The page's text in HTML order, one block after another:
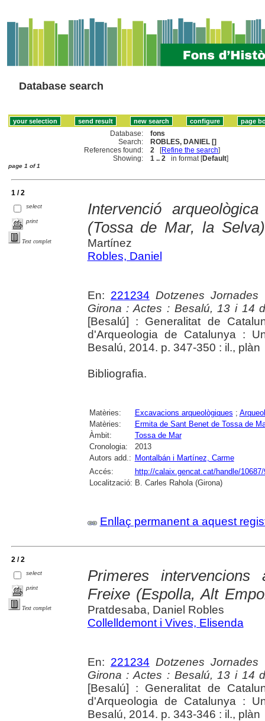
Database search
Database:
fons
Search:
ROBLES, DANIEL []
References found:
2 [Refine the search]
Showing:
1 .. 2 in format [Default]
page 1 of 1
1 / 2
select
print
Text complet
Intervenció
(Tossa de Mar, la Selva)
Martínez
Robles, Daniel
En: 221234 Dotzenes
Girona : Actes : Besalú, 13 i 14
[Besalú] : Generalitat de
d'Arqueologia de Catalunya :
Besalú, 2014. p. 347-350 : il., plàn
Bibliografia.
Matèries: Excavacions arqueològiques ;
Matèries:
Ermita de Sant Benet de Tossa de
Àmbit:
Tossa de Mar
Cronologia:
2013
Autors add.: Montalbán i Martínez, Carme
Accés:
http://calaix.gencat.cat/handle/10687/
Localització: B. Carles Rahola (Girona)
Enllaç permanent a aquest
2 / 2
select
print
Text complet
Primeres
Freixe (Espolla, Alt
Pratdesaba, Daniel Robles
Collelldemont i Vives, Elisenda
En: 221234 Dotzenes
Girona : Actes : Besalú, 13 i 14
[Besalú] : Generalitat de
d'Arqueologia de Catalunya :
Besalú, 2014. p. 343-346 : il., plàn